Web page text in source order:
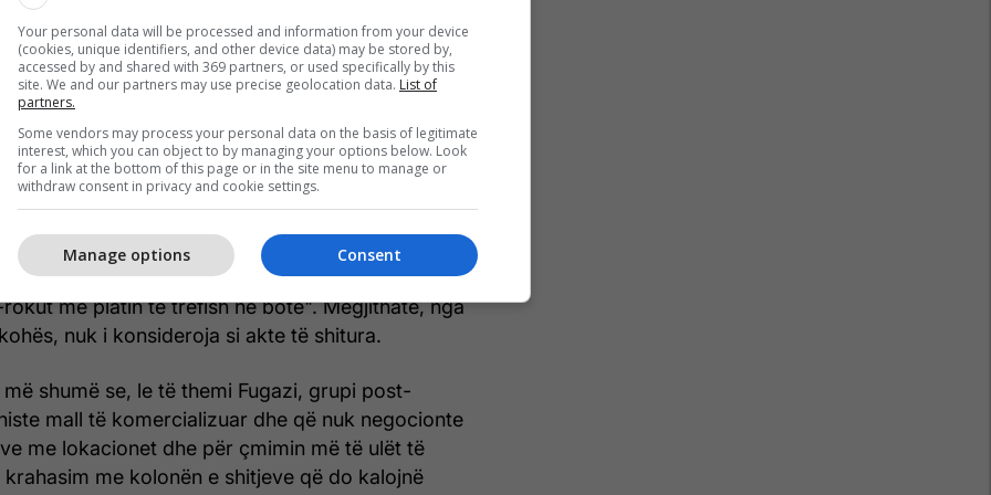
si pantallonat e mëdhaja dikur, megjithatë
e rëndësishme. Sado e bezdisshme ishte ideja
e tij nga vlerat tona kolektive ka pasur
XXI.
me grupin Pearl Jam ishin përgjegjës për
“grunge” në strategjinë “alternative” të
grupi më i shitur i epokës, sipas metrikave të
Numri i madh i kopjeve të albumit
Nirvana, siç ka shkruar Rolling Stone, "të jetë
me platin të trefish në botë". Megjithatë, nga
nuk i konsideroja si akte të shitura.
shumë se, le të themi Fugazi, grupi post-
mall të komercializuar dhe që nuk negocionte
me lokacionet dhe për çmimin më të ulët të
me kolonën e shitjeve që do kalojnë
Your personal data will be processed and information from your device
(cookies, unique identifiers, and other device data) may be stored by,
accessed by and shared with 369 partners, or used specifically by this
site. We and our partners may use precise geolocation data. List of
partners.
Some vendors may process your personal data on the basis of legitimate
interest, which you can object to by managing your options below. Look
for a link at the bottom of this page or in the site menu to manage or
withdraw consent in privacy and cookie settings.
Consent
Manage options